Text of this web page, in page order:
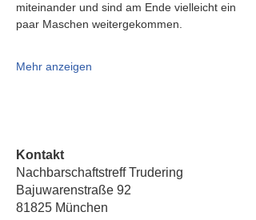
miteinander und sind am Ende vielleicht ein
paar Maschen weitergekommen.
Mehr anzeigen
Kontakt
Nachbarschaftstreff Trudering
Bajuwarenstraße 92
81825 München